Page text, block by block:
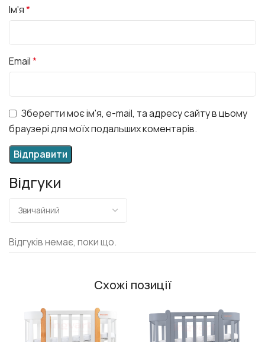
Відгуки
Відгуків немає, поки що.
Ім'я*
Email*
Зберегти моє ім'я, e-mail, та адресу сайту в цьому
браузері для моїх подальших коментарів.
Схожі позиції